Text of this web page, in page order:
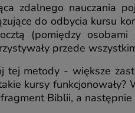
zdalnego nauczania
do odbycia kursu
(pomiędzy
przede
tej metody - większe
kursy
Biblii, a następnie